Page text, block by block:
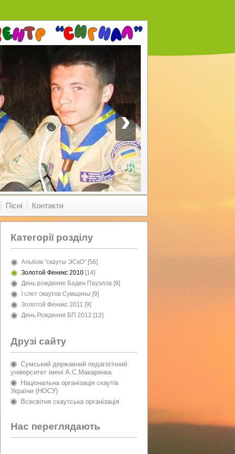
›
Пісні Контакти
Категорії розділу
Альбом "скауты ЭСкО" [56]
Золотой Феникс 2010 [14]
День рождение Баден Пауэлла [9]
I слет скаутов Сумщины [9]
Золотой Феникс 2011 [9]
День Рождения БП 2012 [12]
Друзі сайту
Сумський державний педагогічний
університет імені А.С.Макаренка
Національна організація скаутів
України (НОСУ)
Всесвітня скаутська організація
Нас переглядають